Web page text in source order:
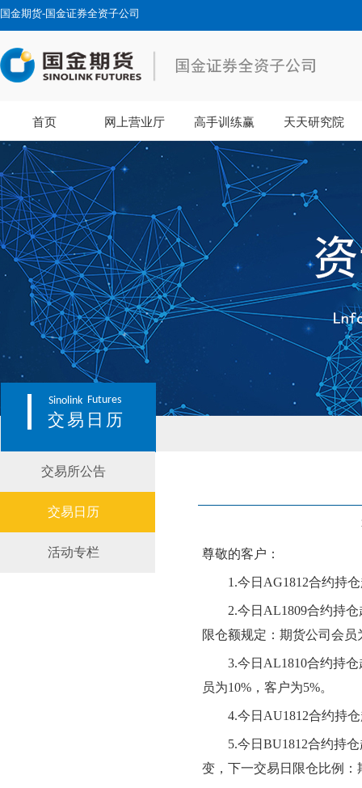
国金期货-国金证券全资子公司
首页 网上营业厅 高手训练赢 天天研究院
Sinolink Futures
交易日历
交易所公告
交易日历
活动专栏 尊敬的客户：
1.今日AG1812合约持
2.今日AL1809合约持
限仓额规定：期货公司会
3.今日AL1810合约持
员为10%，客户为5%。
4.今日AU1812合约持
5.今日BU1812合约持
变，下一交易日限仓比例